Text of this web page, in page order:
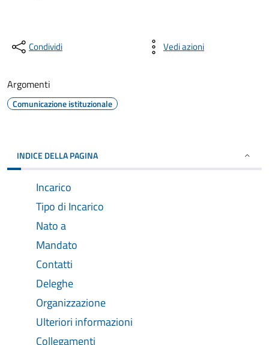
Condividi Vedi azioni
Argomenti
Comunicazione istituzionale
INDICE DELLA PAGINA
Incarico
Tipo di Incarico
Nato a
Mandato
Contatti
Deleghe
Organizzazione
Ulteriori informazioni
Collegamenti